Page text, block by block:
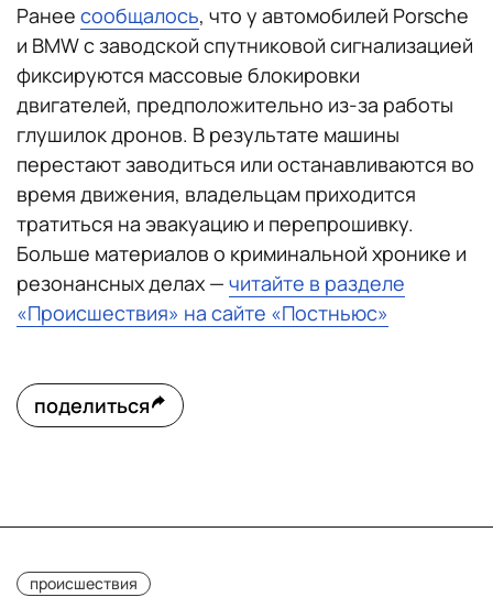
Ранее сообщалось, что у автомобилей Porsche
и BMW с заводской спутниковой сигнализацией
фиксируются массовые блокировки
двигателей, предположительно из-за работы
глушилок дронов. В результате машины
перестают заводиться или останавливаются во
время движения, владельцам приходится
тратиться на эвакуацию и перепрошивку.
Больше материалов о криминальной хронике и
резонансных делах — читайте в разделе
«Происшествия» на сайте «Постньюс»
поделиться
происшествия